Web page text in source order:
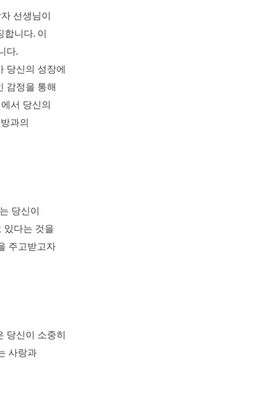
선생님이
합니다. 이
다.
당신의 성장에
감정을 통해
서 당신의
과의
당신이
있다는 것을
주고받고자
당신이 소중히
사랑과